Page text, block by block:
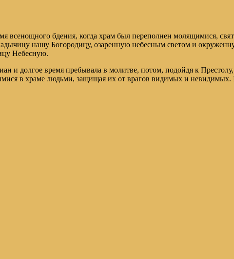
всенощного бдения, когда храм был переполнен молящимися,
нашу Богородицу, озаренную небесным светом и
Небесную.
и долгое время пребывала в молитве, потом, подойдя к
в храме людьми, защищая их от врагов видимых и невидимых.